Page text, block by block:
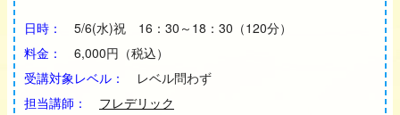
日時：
5/6(水)祝 16：30～18：30（120分）
料金：
6,000円（税込）
受講対象レベル：
レベル問わず
担当講師：
フレデリック